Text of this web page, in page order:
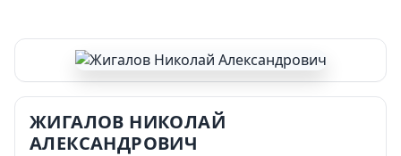
ЖИГАЛОВ НИКОЛАЙ
АЛЕКСАНДРОВИЧ